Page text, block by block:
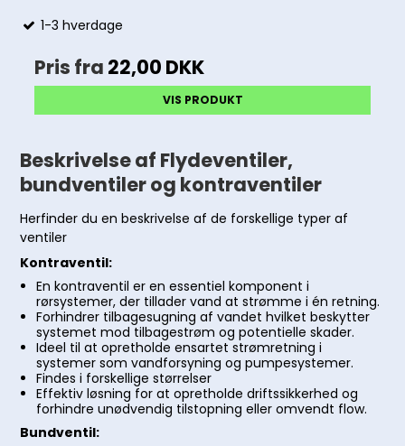
1-3 hverdage
Pris fra 22,00 DKK
VIS PRODUKT
Beskrivelse af Flydeventiler,
bundventiler og kontraventiler
Herfinder du en beskrivelse af de forskellige typer af
ventiler
Kontraventil:
En kontraventil er en essentiel komponent i
rørsystemer, der tillader vand at strømme i én retning.
Forhindrer tilbagesugning af vandet hvilket beskytter
systemet mod tilbagestrøm og potentielle skader.
Ideel til at opretholde ensartet strømretning i
systemer som vandforsyning og pumpesystemer.
Findes i forskellige størrelser
Effektiv løsning for at opretholde driftssikkerhed og
forhindre unødvendig tilstopning eller omvendt flow.
Bundventil: